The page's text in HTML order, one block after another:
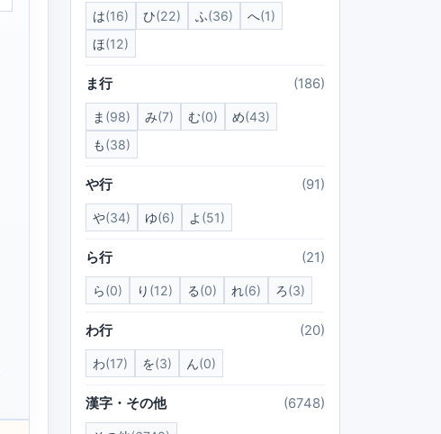
は(16) ひ(22) ふ(36) へ(1)
ほ(12)
ま行 (186)
ま (98) み(7) む(0) め(43)
も(38)
や行 (91)
や(34) ゆ(6) よ (51)
ら行 (21)
ら(0) り (12) る(0) れ(6) ろ(3)
わ行 (20)
わ(17) を(3) ん(0)
漢字・その他 (6748)